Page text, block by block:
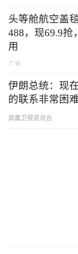
头等舱航空盖
488，现69.9抢
用
伊朗总统：现
的联系非常困
凤凰卫视资讯台